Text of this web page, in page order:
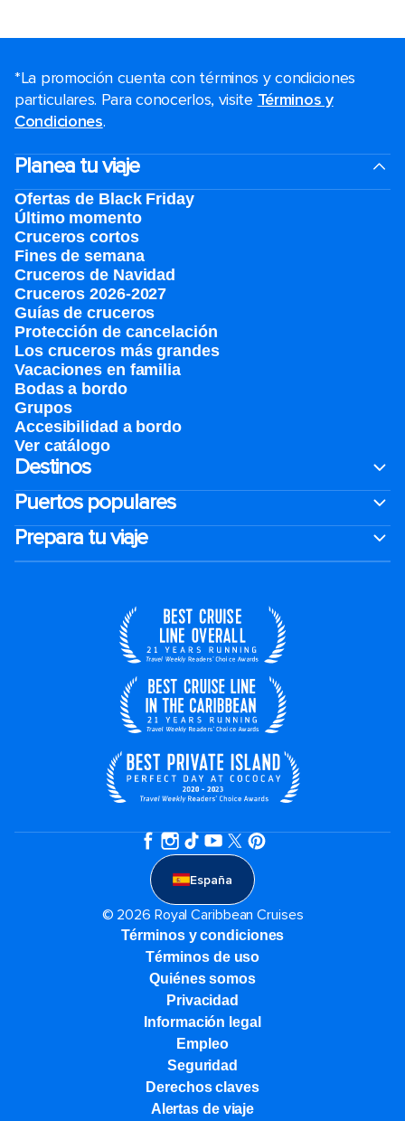
*La promoción cuenta con términos y condiciones
particulares. Para conocerlos, visite Términos y
Condiciones.
Planea tu viaje
Ofertas de Black Friday
Último momento
Cruceros cortos
Fines de semana
Cruceros de Navidad
Cruceros 2026-2027
Guías de cruceros
Protección de cancelación
Los cruceros más grandes
Vacaciones en familia
Bodas a bordo
Grupos
Accesibilidad a bordo
Ver catálogo
Destinos
Puertos populares
Prepara tu viaje
España
© 2026 Royal Caribbean Cruises
Términos y condiciones
Términos de uso
Quiénes somos
Privacidad
Información legal
Empleo
Seguridad
Derechos claves
Alertas de viaje